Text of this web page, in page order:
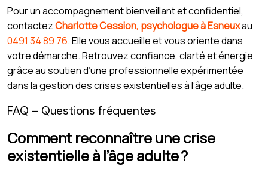
Pour un accompagnement bienveillant et confidentiel,
contactezCharlotte Cession, psychologue à Esneuxau
0491 34 89 76. Elle vous accueille et vous oriente dans
votre démarche. Retrouvez confiance, clarté et énergie
grâce au soutien d’une professionnelle expérimentée
dans la gestion des crises existentielles à l’âge adulte.
FAQ – Questions fréquentes
Comment reconnaître une crise
existentielle à l’âge adulte ?